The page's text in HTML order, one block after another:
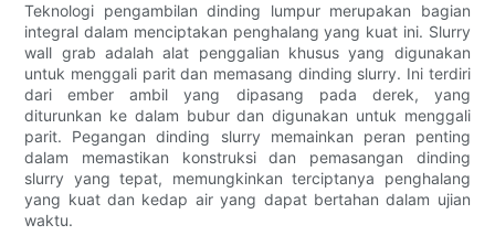
Teknologi pengambilan dinding lumpur merupakan bagian
integral dalam menciptakan penghalang yang kuat ini. Slurry
wall grab adalah alat penggalian khusus yang digunakan
untuk menggali parit dan memasang dinding slurry. Ini terdiri
dari ember ambil yang dipasang pada derek, yang
diturunkan ke dalam bubur dan digunakan untuk menggali
parit. Pegangan dinding slurry memainkan peran penting
dalam memastikan konstruksi dan pemasangan dinding
slurry yang tepat, memungkinkan terciptanya penghalang
yang kuat dan kedap air yang dapat bertahan dalam ujian
waktu.